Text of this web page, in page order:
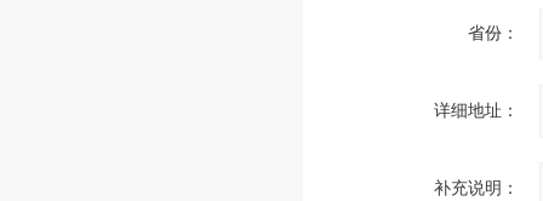
省份：
详细地址：
补充说明：